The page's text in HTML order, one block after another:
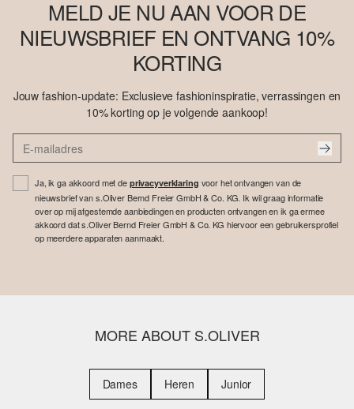
MELD JE NU AAN VOOR DE
NIEUWSBRIEF EN ONTVANG 10%
KORTING
Jouw fashion-update: Exclusieve fashioninspiratie, verrassingen en
10% korting op je volgende aankoop!
Ja, ik ga akkoord met de privacyverklaring voor het ontvangen van de
nieuwsbrief van s.Oliver Bernd Freier GmbH & Co. KG. Ik wil graag informatie
over op mij afgestemde aanbiedingen en producten ontvangen en ik ga ermee
akkoord dat s.Oliver Bernd Freier GmbH & Co. KG hiervoor een gebruikersprofiel
op meerdere apparaten aanmaakt.
MORE ABOUT S.OLIVER
Dames Heren Junior